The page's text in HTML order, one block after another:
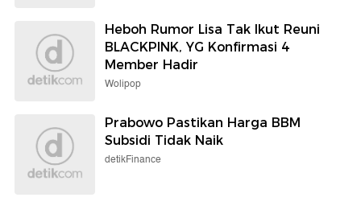
Heboh Rumor Lisa Tak Ikut Reuni
BLACKPINK, YG Konfirmasi 4
Member Hadir
Wolipop
Prabowo Pastikan Harga BBM
Subsidi Tidak Naik
detikFinance